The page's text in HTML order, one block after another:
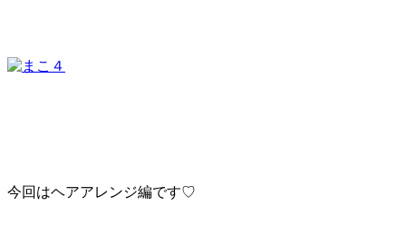
今回はヘアアレンジ編です♡